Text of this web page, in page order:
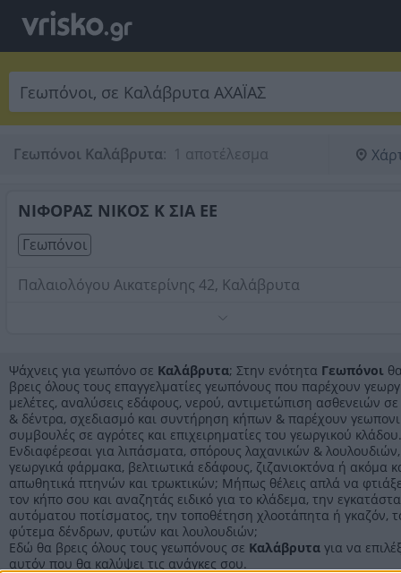
Γεωπόνοι Καλάβρυτα: 1 αποτέλεσμα
ΝΙΦΟΡΑΣ ΝΙΚΟΣ Κ ΣΙΑ ΕΕ
Γεωπόνοι
Παλαιολόγου Αικατερίνης 42, Καλάβρυτα
Ψάχνεις για γεωπόνο σε Καλάβρυτα; Στην ενότητα Γεωπόνοι
βρεις όλους τους επαγγελματίες γεωπόνους που παρέχουν
μελέτες, αναλύσεις εδάφους, νερού, αντιμετώπιση ασθενειών
& δέντρα, σχεδιασμό και συντήρηση κήπων & παρέχουν
συμβουλές σε αγρότες και επιχειρηματίες του γεωργικού κλάδου.
Ενδιαφέρεσαι για λιπάσματα, σπόρους λαχανικών & λουλουδιών,
γεωργικά φάρμακα, βελτιωτικά εδάφους, ζιζανιοκτόνα ή ακόμα
απωθητικά πτηνών και τρωκτικών; Μήπως θέλεις απλά να
τον κήπο σου και αναζητάς ειδικό για το κλάδεμα, την
αυτόματου ποτίσματος, την τοποθέτηση χλοοτάπητα ή γκαζόν,
φύτεμα δένδρων, φυτών και λουλουδιών;
Εδώ θα βρεις όλους τους γεωπόνους σε Καλάβρυτα για να
αυτόν που θα καλύψει τις ανάγκες σου.